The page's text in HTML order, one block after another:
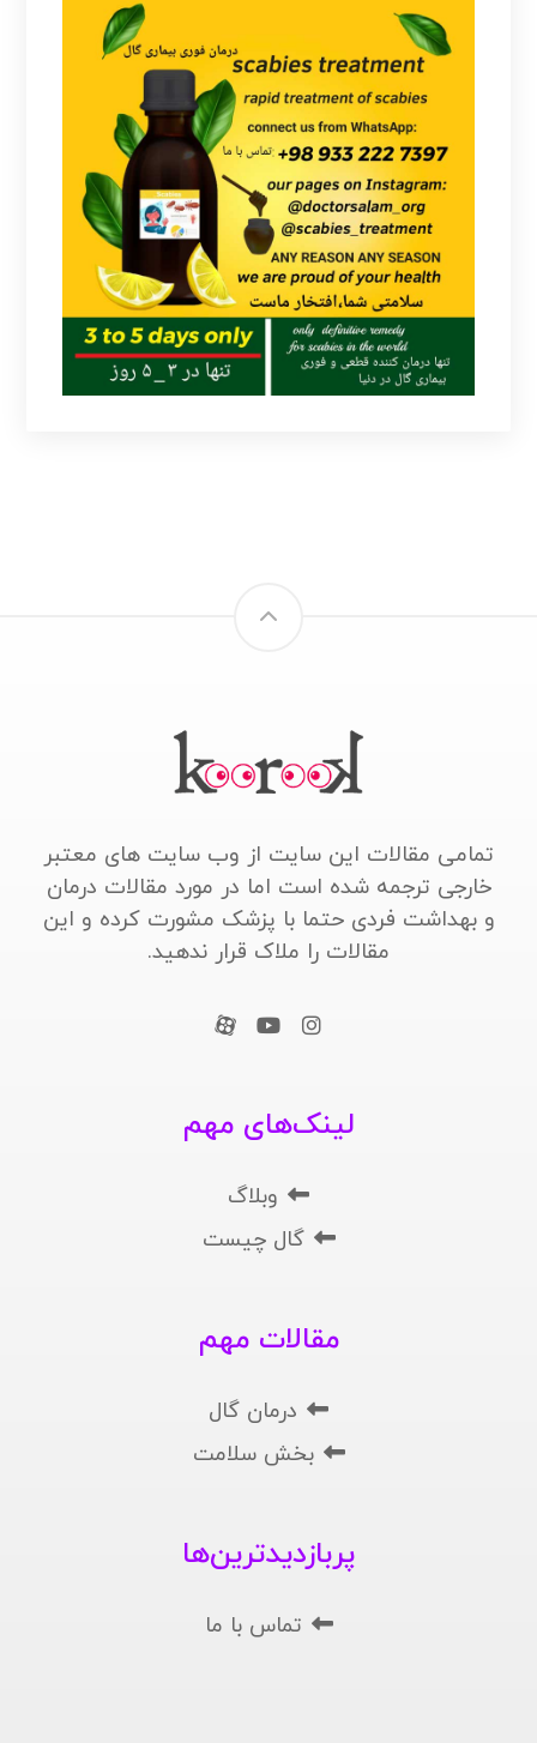
تمامی مقالات این سایت از وب سایت های معتبر
خارجی ترجمه شده است اما در مورد مقالات درمان
و بهداشت فردی حتما با پزشک مشورت کرده و این
مقالات را ملاک قرار ندهید.
لینک‌های مهم
وبلاگ
گال چیست
مقالات مهم
درمان گال
بخش سلامت
پربازدیدترین‌ها
تماس با ما